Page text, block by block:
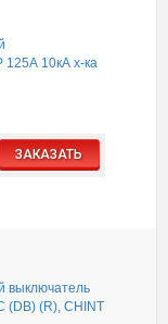
125А 10кА х-ка
ЗАКАЗАТЬ
выключатель
(DB) (R), CHINT